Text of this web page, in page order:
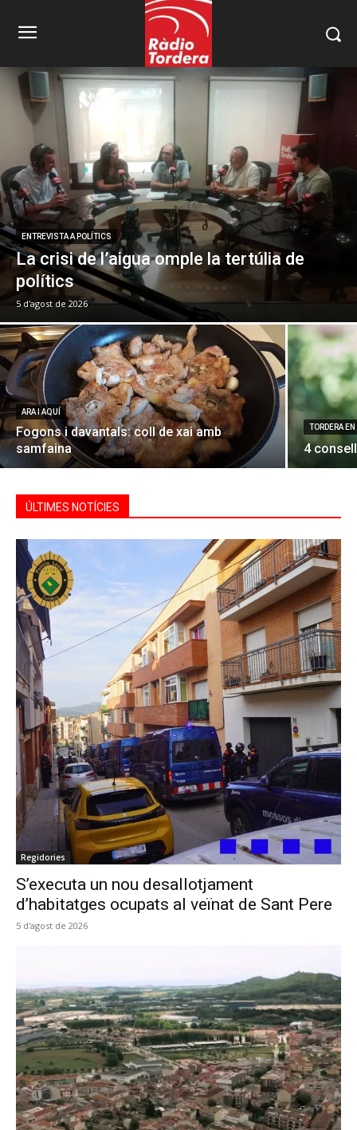
ENTREVISTA A POLÍTICS
La crisi de l’aigua omple la tertúlia de
polítics
5 d'agost de 2026
ARA I AQUÍ
Fogons i davantals: coll de xai amb
samfaina
TORDERA
4
ÚLTIMES NOTÍCIES
Regidories
S’executa un nou desallotjament
d’habitatges ocupats al veïnat de Sant Pere
5 d'agost de 2026